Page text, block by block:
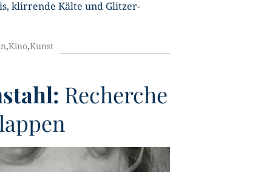
klirrende Kälte und Glitzer-
,Kino,Kunst
Recherche